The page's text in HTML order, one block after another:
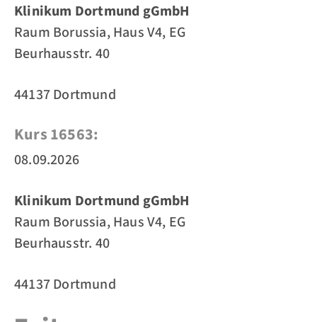
Klinikum Dortmund gGmbH
Raum Borussia, Haus V4, EG
Beurhausstr. 40
44137 Dortmund
Kurs 16563:
08.09.2026
Klinikum Dortmund gGmbH
Raum Borussia, Haus V4, EG
Beurhausstr. 40
44137 Dortmund